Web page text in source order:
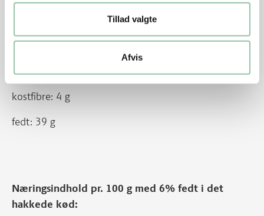
Tillad valgte
Afvis
Energi: 2884 kJ (687 kcal)
protein: 55 g
kulhydrat: 26 g
kostfibre: 4 g
fedt: 39 g
Næringsindhold pr. 100 g med 6% fedt i det
hakkede kød: